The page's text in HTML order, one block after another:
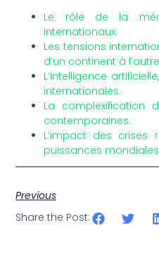
Le rôle de la
internationaux.
Les tensions
d’un continent à
L’intelligence
internationales.
La complexification
contemporaines.
L’impact des crises
puissances
Previous
Share the Post: